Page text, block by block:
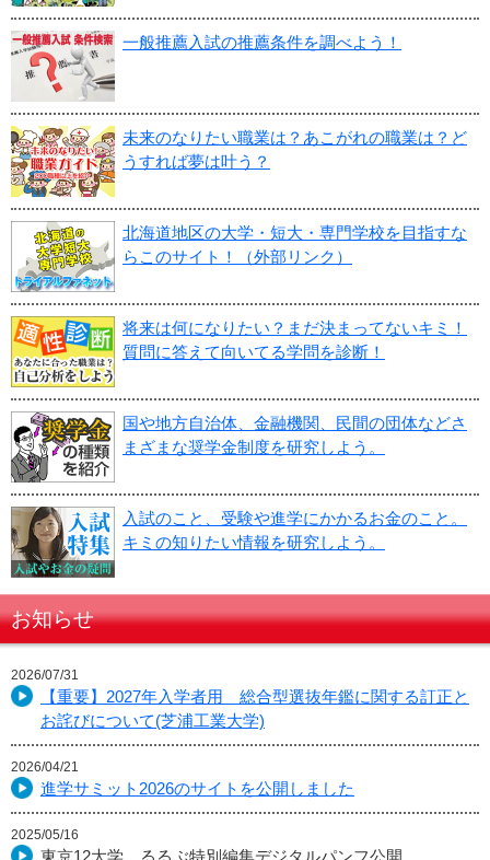
一般推薦入試の推薦条件を調べよう！
未来のなりたい職業は？あこがれの職業は？ど
うすれば夢は叶う？
北海道地区の大学・短大・専門学校を目指すな
らこのサイト！（外部リンク）
将来は何になりたい？まだ決まってないキミ！
質問に答えて向いてる学問を診断！
国や地方自治体、金融機関、民間の団体などさ
まざまな奨学金制度を研究しよう。
入試のこと、受験や進学にかかるお金のこと。
キミの知りたい情報を研究しよう。
お知らせ
2026/07/31
【重要】2027年入学者用 総合型選抜年鑑に関する訂正と
お詫びについて(芝浦工業大学)
2026/04/21
進学サミット2026のサイトを公開しました
2025/05/16
東京12大学 るるぶ特別編集デジタルパンフ公開